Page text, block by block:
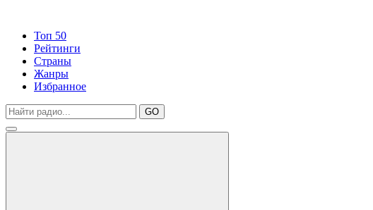
Топ 50
Рейтинги
Страны
Жанры
Избранное
GO